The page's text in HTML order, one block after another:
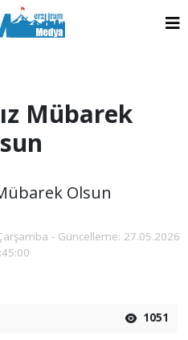
Mübarek
Olsun
- Güncelleme: 27.05.2026
1051